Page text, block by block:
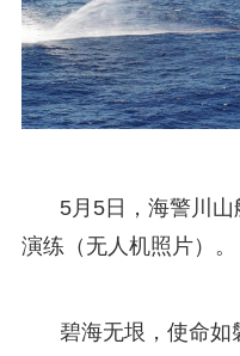
5月5日，海警川
演练（无人机照片）。
碧海无垠，使命